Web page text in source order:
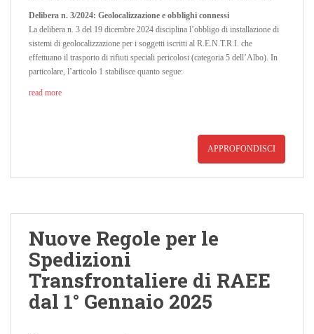
Delibera n. 3/2024: Geolocalizzazione e obblighi connessi
La delibera n. 3 del 19 dicembre 2024 disciplina l’obbligo di installazione di
sistemi di geolocalizzazione per i soggetti iscritti al R.E.N.T.R.I. che
effettuano il trasporto di rifiuti speciali pericolosi (categoria 5 dell’Albo). In
particolare, l’articolo 1 stabilisce quanto segue:
read more
APPROFONDISCI
Nuove Regole per le
Spedizioni
Transfrontaliere di RAEE
dal 1° Gennaio 2025